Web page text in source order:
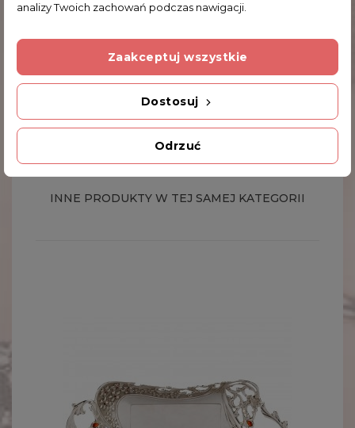
Dodatkowe Informacje
INNE PRODUKTY W TEJ SAMEJ KATEGORII
analizy Twoich zachowań podczas nawigacji.
Odrzuć
Dostosuj
Zaakceptuj wszystkie